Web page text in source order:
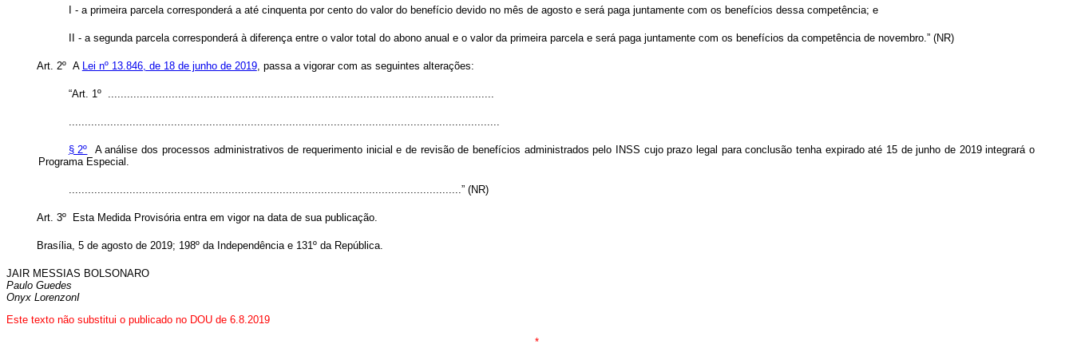
I - a primeira parcela corresponderá a até cinquenta por cento do valor do benefício devido no mês de agosto e será paga juntamente com os benefícios dessa competência; e
II - a segunda parcela corresponderá à diferença entre o valor total do abono anual e o valor da primeira parcela e será paga juntamente com os benefícios da competência de novembro.” (NR)
Art. 2º A Lei nº 13.846, de 18 de junho de 2019, passa a vigorar com as seguintes alterações:
“Art. 1º .........................................................................................................................
.......................................................................................................................................
§ 2º A análise dos processos administrativos de requerimento inicial e de revisão de benefícios administrados pelo INSS cujo prazo legal para conclusão tenha expirado até 15 de junho de 2019 integrará o
Programa Especial.
...........................................................................................................................” (NR)
Art. 3º Esta Medida Provisória entra em vigor na data de sua publicação.
Brasília, 5 de agosto de 2019; 198º da Independência e 131º da República.
JAIR MESSIAS BOLSONARO
Paulo Guedes
Onyx LorenzonI
Este texto não substitui o publicado no DOU de 6.8.2019
*